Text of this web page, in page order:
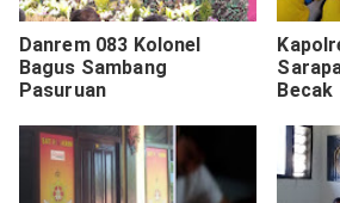
Danrem 083 Kolonel
Bagus Sambang
Pasuruan
Becak